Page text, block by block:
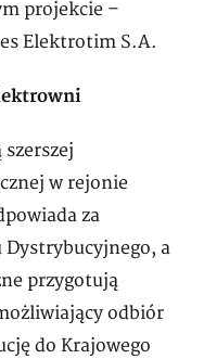
projekcie –
Elektrotim S.A.
szerszej
w rejonie
za
Dystrybucyjnego, a
przygotują
odbiór
do Krajowego